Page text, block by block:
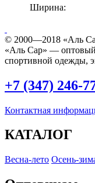
Ширина:
© 2000—2018 «Аль
«Аль Сар» — оптовый
спортивной одежды,
+7 (347) 246-
Контактная
КАТАЛОГ
Весна-лето Осень-